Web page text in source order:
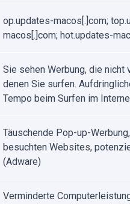
op.updates-macos[.]com;
macos[.]com; hot.updates-
Sie sehen Werbung, die
denen Sie surfen.
Tempo beim Surfen im
Täuschende Pop-up-
besuchten Websites,
(Adware)
Verminderte